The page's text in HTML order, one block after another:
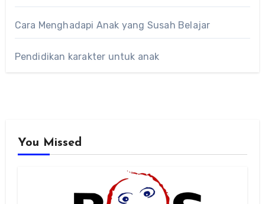
Cara Menghadapi Anak yang Susah Belajar
Pendidikan karakter untuk anak
You Missed